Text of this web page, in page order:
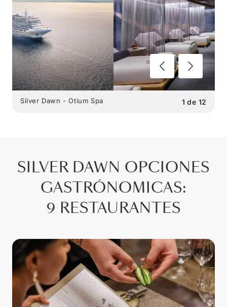
1 de 12
Silver Dawn - Otium Spa
SILVER DAWN OPCIONES
GASTRÓNOMICAS:
9 RESTAURANTES